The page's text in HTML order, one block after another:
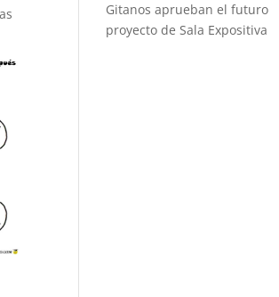
Gitanos aprueban el futuro
proyecto de Sala Expositiva